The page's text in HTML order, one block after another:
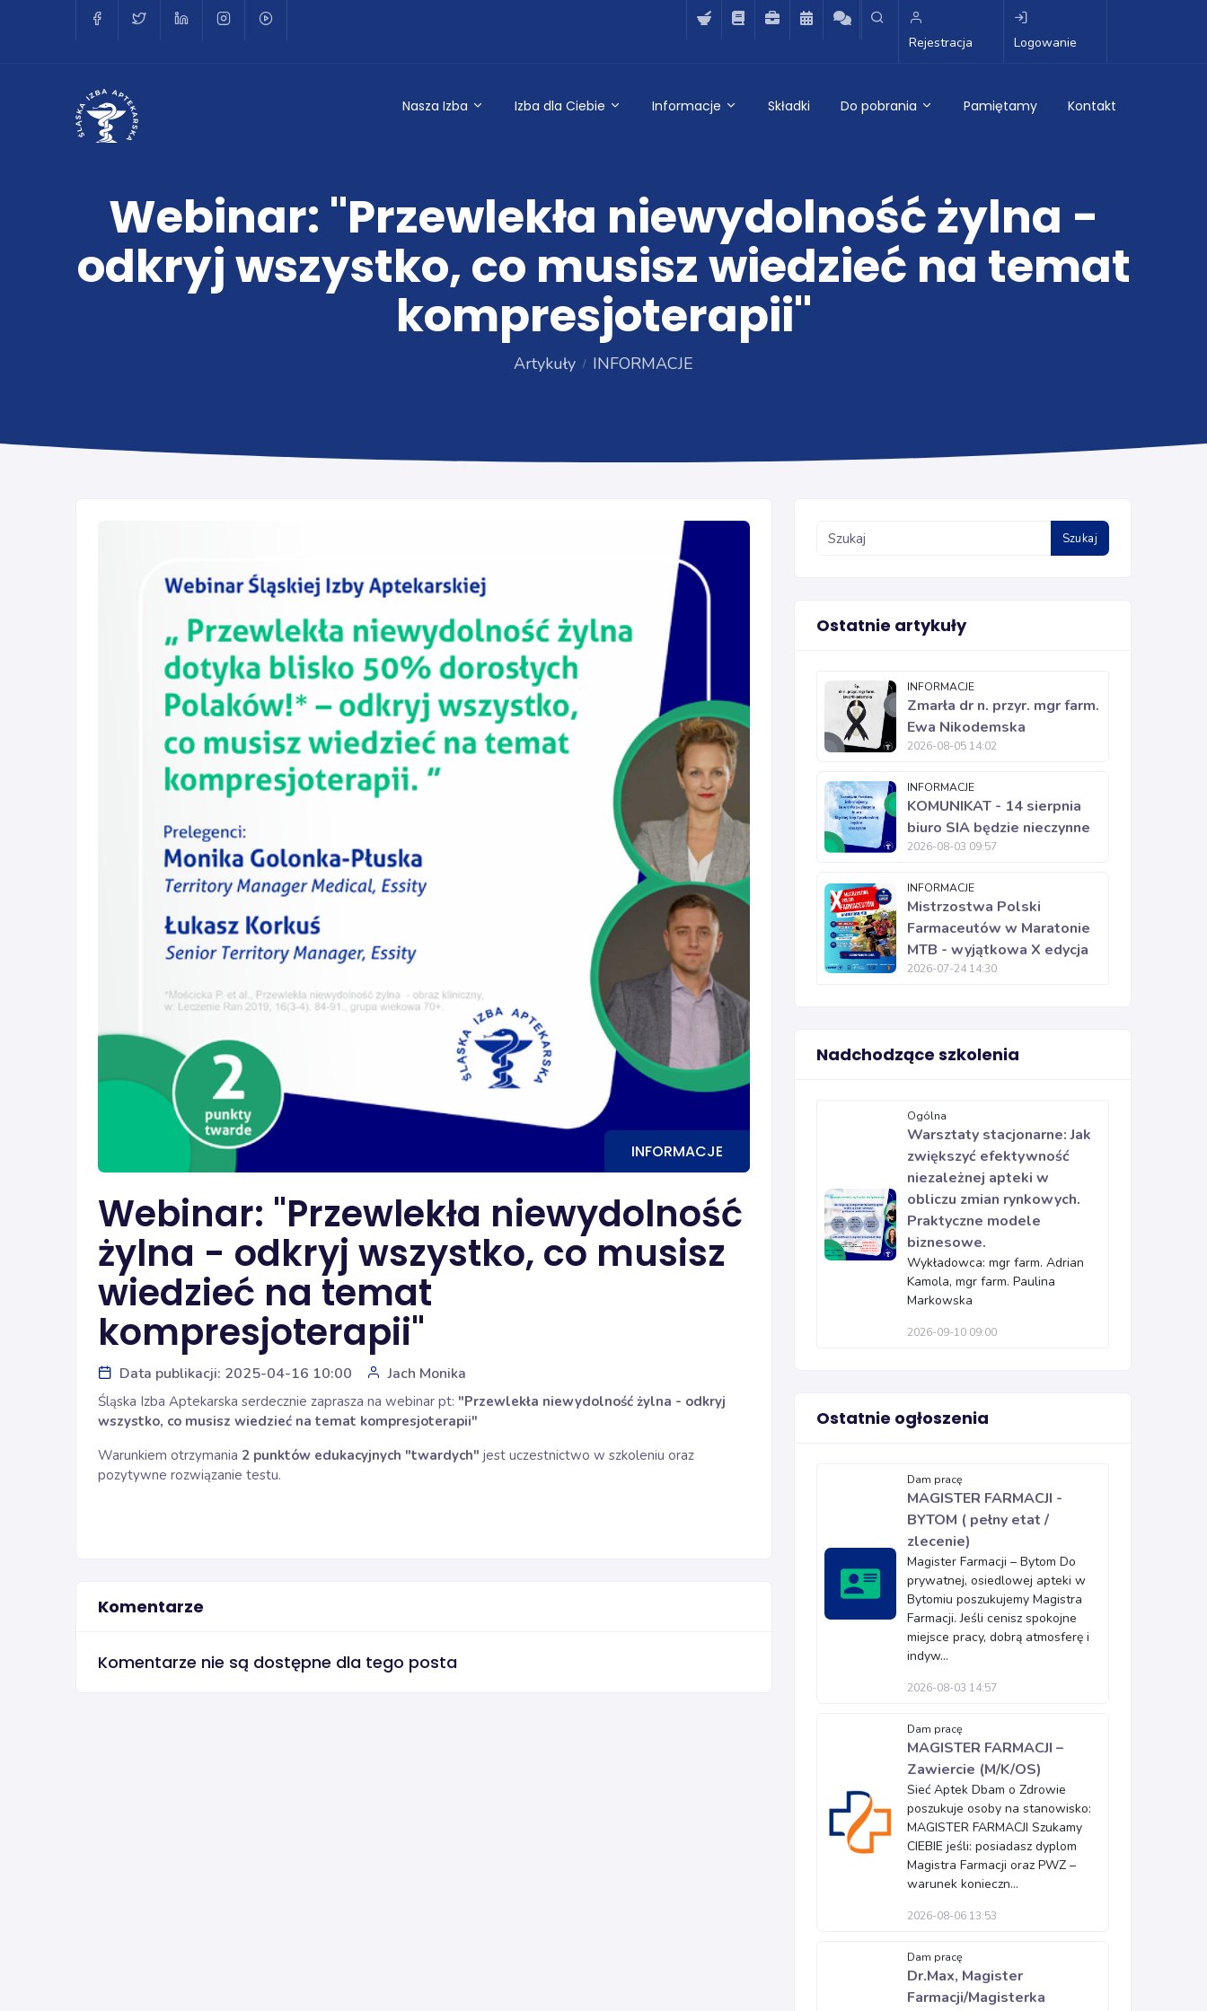
Rejestracja Logowanie
Nasza Izba Izba dla Ciebie Informacje Składki Do pobrania Pamiętamy Kontakt
Webinar: "Przewlekła niewydolność żylna -
odkryj wszystko, co musisz wiedzieć na temat
kompresjoterapii"
Artykuły INFORMACJE
INFORMACJE
Webinar: "Przewlekła niewydolność
żylna - odkryj wszystko, co musisz
wiedzieć na temat
kompresjoterapii"
Data publikacji: 2025-04-16 10:00 Jach Monika
Śląska Izba Aptekarska serdecznie zaprasza na webinar pt: "Przewlekła niewydolność żylna - odkryj
wszystko, co musisz wiedzieć na temat kompresjoterapii"
Warunkiem otrzymania 2 punktów edukacyjnych "twardych" jest uczestnictwo w szkoleniu oraz
pozytywne rozwiązanie testu.
Komentarze
Komentarze nie są dostępne dla tego posta
Szukaj
Ostatnie artykuły
INFORMACJE
Zmarła dr n. przyr. mgr farm.
Ewa Nikodemska
2026-08-05 14:02
INFORMACJE
KOMUNIKAT - 14 sierpnia
biuro SIA będzie nieczynne
2026-08-03 09:57
INFORMACJE
Mistrzostwa Polski
Farmaceutów w Maratonie
MTB - wyjątkowa X edycja
2026-07-24 14:30
Nadchodzące szkolenia
Ogólna
Warsztaty stacjonarne: Jak
zwiększyć efektywność
niezależnej apteki w
obliczu zmian rynkowych.
Praktyczne modele
biznesowe.
Wykładowca: mgr farm. Adrian
Kamola, mgr farm. Paulina
Markowska
2026-09-10 09:00
Ostatnie ogłoszenia
Dam pracę
MAGISTER FARMACJI -
BYTOM ( pełny etat /
zlecenie)
Magister Farmacji – Bytom Do
prywatnej, osiedlowej apteki w
Bytomiu poszukujemy Magistra
Farmacji. Jeśli cenisz spokojne
miejsce pracy, dobrą atmosferę i
indyw...
2026-08-03 14:57
Dam pracę
MAGISTER FARMACJI –
Zawiercie (M/K/OS)
Sieć Aptek Dbam o Zdrowie
poszukuje osoby na stanowisko:
MAGISTER FARMACJI Szukamy
CIEBIE jeśli: posiadasz dyplom
Magistra Farmacji oraz PWZ –
warunek konieczn...
2026-08-06 13:53
Dam pracę
Dr.Max, Magister
Farmacji/Magisterka